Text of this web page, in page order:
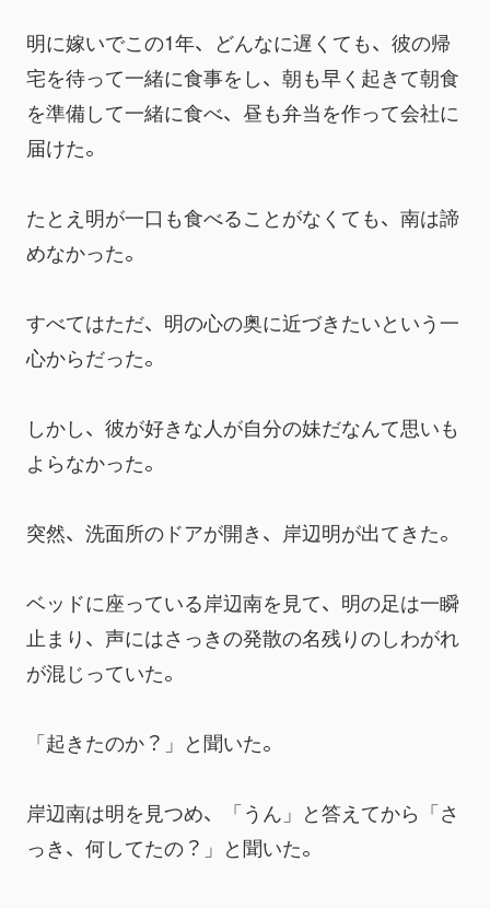
明に嫁いでこの1年、どんなに遅くても、彼の帰
宅を待って一緒に食事をし、朝も早く起きて朝食
を準備して一緒に食べ、昼も弁当を作って会社に
届けた。
たとえ明が一口も食べることがなくても、南は諦
めなかった。
すべてはただ、明の心の奥に近づきたいという一
心からだった。
しかし、彼が好きな人が自分の妹だなんて思いも
よらなかった。
突然、洗面所のドアが開き、岸辺明が出てきた。
ベッドに座っている岸辺南を見て、明の足は一瞬
止まり、声にはさっきの発散の名残りのしわがれ
が混じっていた。
「起きたのか？」と聞いた。
岸辺南は明を見つめ、「うん」と答えてから「さ
っき、何してたの？」と聞いた。